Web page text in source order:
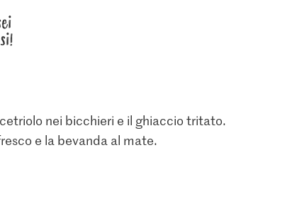
nei bicchieri e il ghiaccio tritato.
e la bevanda al mate.